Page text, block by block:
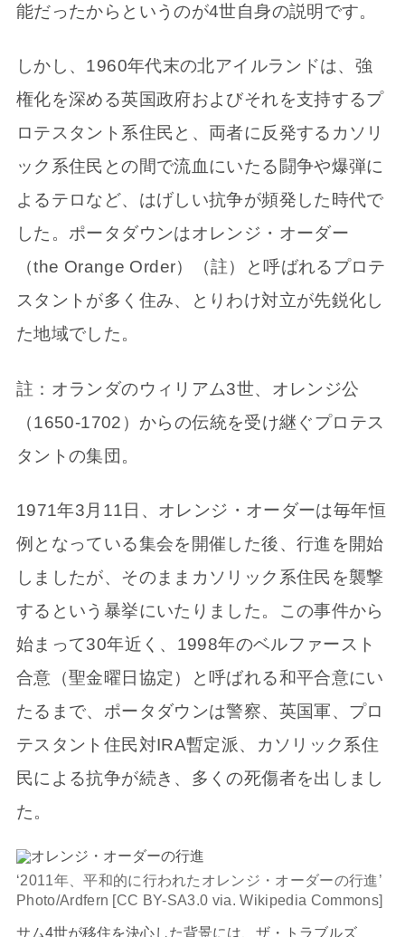
能だったからというのが4世自身の説明です。
しかし、1960年代末の北アイルランドは、強
権化を深める英国政府およびそれを支持するプ
ロテスタント系住民と、両者に反発するカソリ
ック系住民との間で流血にいたる闘争や爆弾に
よるテロなど、はげしい抗争が頻発した時代で
した。ポータダウンはオレンジ・オーダー
（the Orange Order）（註）と呼ばれるプロテ
スタントが多く住み、とりわけ対立が先鋭化し
た地域でした。
註：オランダのウィリアム3世、オレンジ公
（1650-1702）からの伝統を受け継ぐプロテス
タントの集団。
1971年3月11日、オレンジ・オーダーは毎年恒
例となっている集会を開催した後、行進を開始
しましたが、そのままカソリック系住民を襲撃
するという暴挙にいたりました。この事件から
始まって30年近く、1998年のベルファースト
合意（聖金曜日協定）と呼ばれる和平合意にい
たるまで、ポータダウンは警察、英国軍、プロ
テスタント住民対IRA暫定派、カソリック系住
民による抗争が続き、多くの死傷者を出しまし
た。
‘2011年、平和的に行われたオレンジ・オーダーの行進’
Photo/Ardfern [CC BY-SA3.0 via. Wikipedia Commons]
サム4世が移住を決心した背景には、ザ・トラブルズ